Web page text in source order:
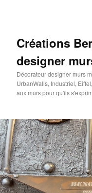
Créations
designer
Décorateur designer murs
UrbanWalls, Industriel,
aux murs pour qu'ils